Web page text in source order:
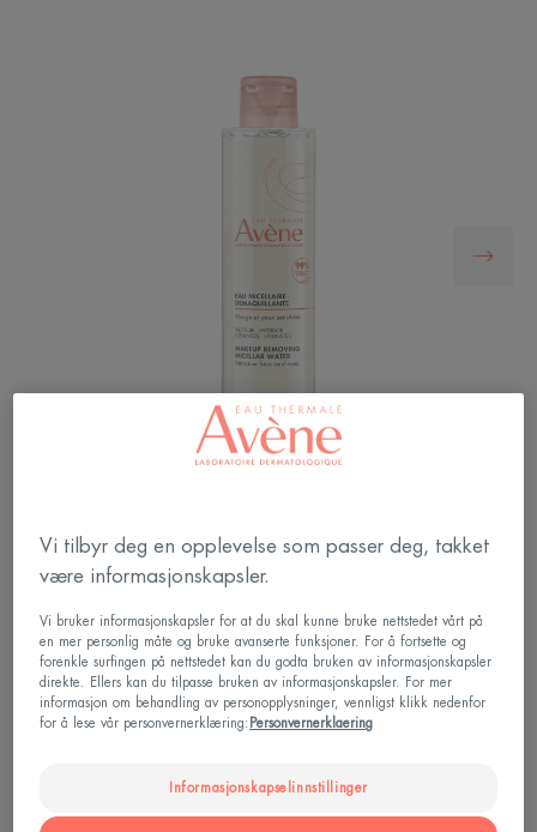
Fjerner sminke, renser (til og med
forurensningspartikler), fukter og lindrer ansikt og
En formulering med høy toleranse laget av 99 %
naturlig opprinnelse og veganske ingredienser,
ideell for sensitiv hud.
Rensende, sminkefjerner, fuktighetsgivende,
beroligende
Vi tilbyr deg en opplevelse som passer deg, takket
være informasjonskapsler.
Vi bruker informasjonskapsler for at du skal kunne bruke nettstedet vårt på
en mer personlig måte og bruke avanserte funksjoner. For å fortsette og
forenkle surfingen på nettstedet kan du godta bruken av informasjonskapsler
direkte. Ellers kan du tilpasse bruken av informasjonskapsler. For mer
informasjon om behandling av personopplysninger, vennligst klikk nedenfor
for å lese vår personvernerklæring: Personvernerklaering
Informasjonskapselinnstillinger